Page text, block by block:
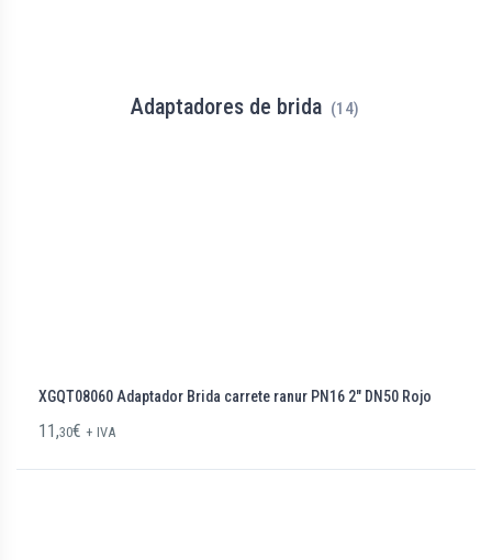
Adaptadores de brida (14)
XGQT08060 Adaptador Brida carrete ranur PN16 2″ DN50 Rojo
11,30€ + IVA